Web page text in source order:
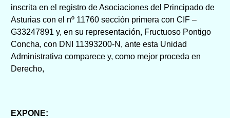
inscrita en el registro de Asociaciones del Principado de
Asturias con el nº 11760 sección primera con CIF –
G33247891 y, en su representación, Fructuoso Pontigo
Concha, con DNI 11393200-N, ante esta Unidad
Administrativa comparece y, como mejor proceda en
Derecho,
EXPONE: